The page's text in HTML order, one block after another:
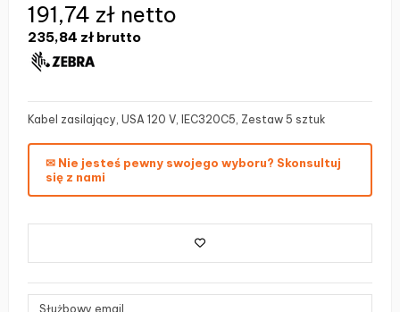
235,84 zł brutto
191,74 zł netto
Kabel zasilający, USA 120 V, IEC320C5, Zestaw 5 sztuk
✉ Nie jesteś pewny swojego wyboru? Skonsultuj
się z nami